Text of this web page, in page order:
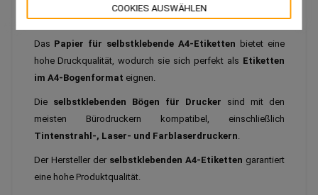
selbstklebende A4-Bögenoder
Drucken von A4-Aufklebernverwendet werden.
Das Papier für selbstklebende A4-Etiketten bietet eine
hohe Druckqualität, wodurch sie sich perfekt als Etiketten
im A4-Bogenformat eignen.
Die selbstklebenden Bögen für Drucker sind mit den
meisten Bürodruckern kompatibel, einschließlich
Tintenstrahl-, Laser- und Farblaserdruckern.
Der Hersteller der selbstklebenden A4-Etiketten garantiert
eine hohe Produktqualität.
COOKIES AUSWÄHLEN